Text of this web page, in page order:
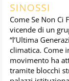
SINOSSI
Come Se Non Ci
vicende di un
“l’Ultima
climatica. Come
movimento ha
tramite blocchi